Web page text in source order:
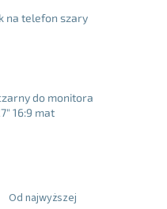
na telefon szary
do monitora
16:9 mat
Od najwyższej